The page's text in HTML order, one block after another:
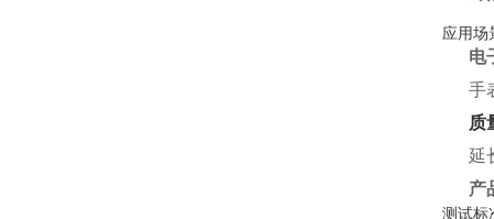
应用场
电
手
质
延
产
测试标